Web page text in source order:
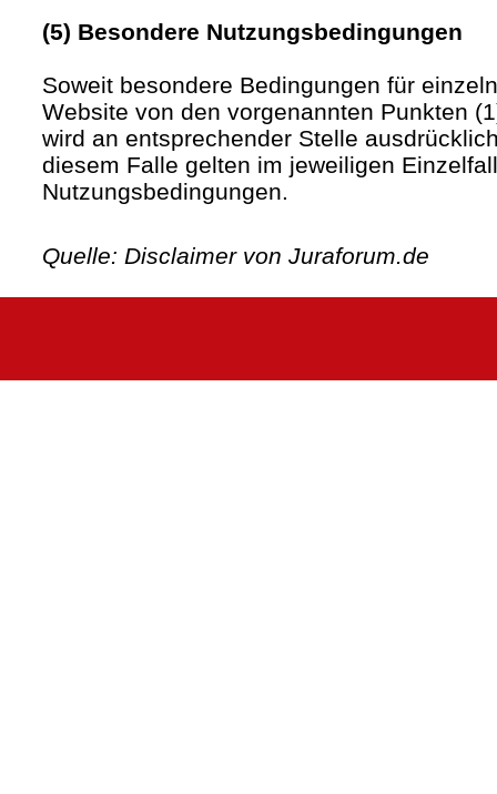
(5) Besondere Nutzungsbedingungen
Soweit besondere Bedingungen für
Website von den vorgenannten Punkten
wird an entsprechender Stelle
diesem Falle gelten im jeweiligen
Nutzungsbedingungen.
Quelle: Disclaimer von Juraforum.de